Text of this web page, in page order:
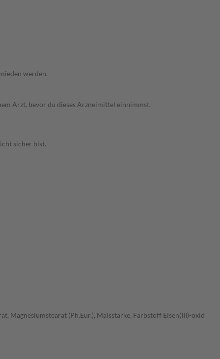
werden.
Arzt, bevor du dieses Arzneimittel einnimmst.
sicher bist.
Magnesiumstearat (Ph.Eur.), Maisstärke, Farbstoff Eisen(III)-oxid